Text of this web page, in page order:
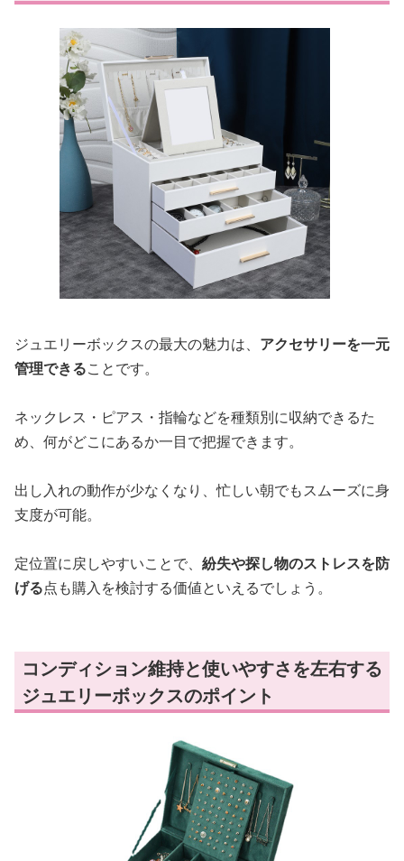
ジュエリーボックスの最大の魅力は、 アクセサリーを一元
管理できることです。
ネックレス・ピアス・指輪などを種類別に収納できるた
め、何がどこにあるか一目で把握できます。
出し入れの動作が少なくなり、忙しい朝でもスムーズに身
支度が可能。
定位置に戻しやすいことで、 紛失や探し物のストレスを防
げる点も購入を検討する価値といえるでしょう。
コンディション維持と使いやすさを左右する
ジュエリーボックスのポイント